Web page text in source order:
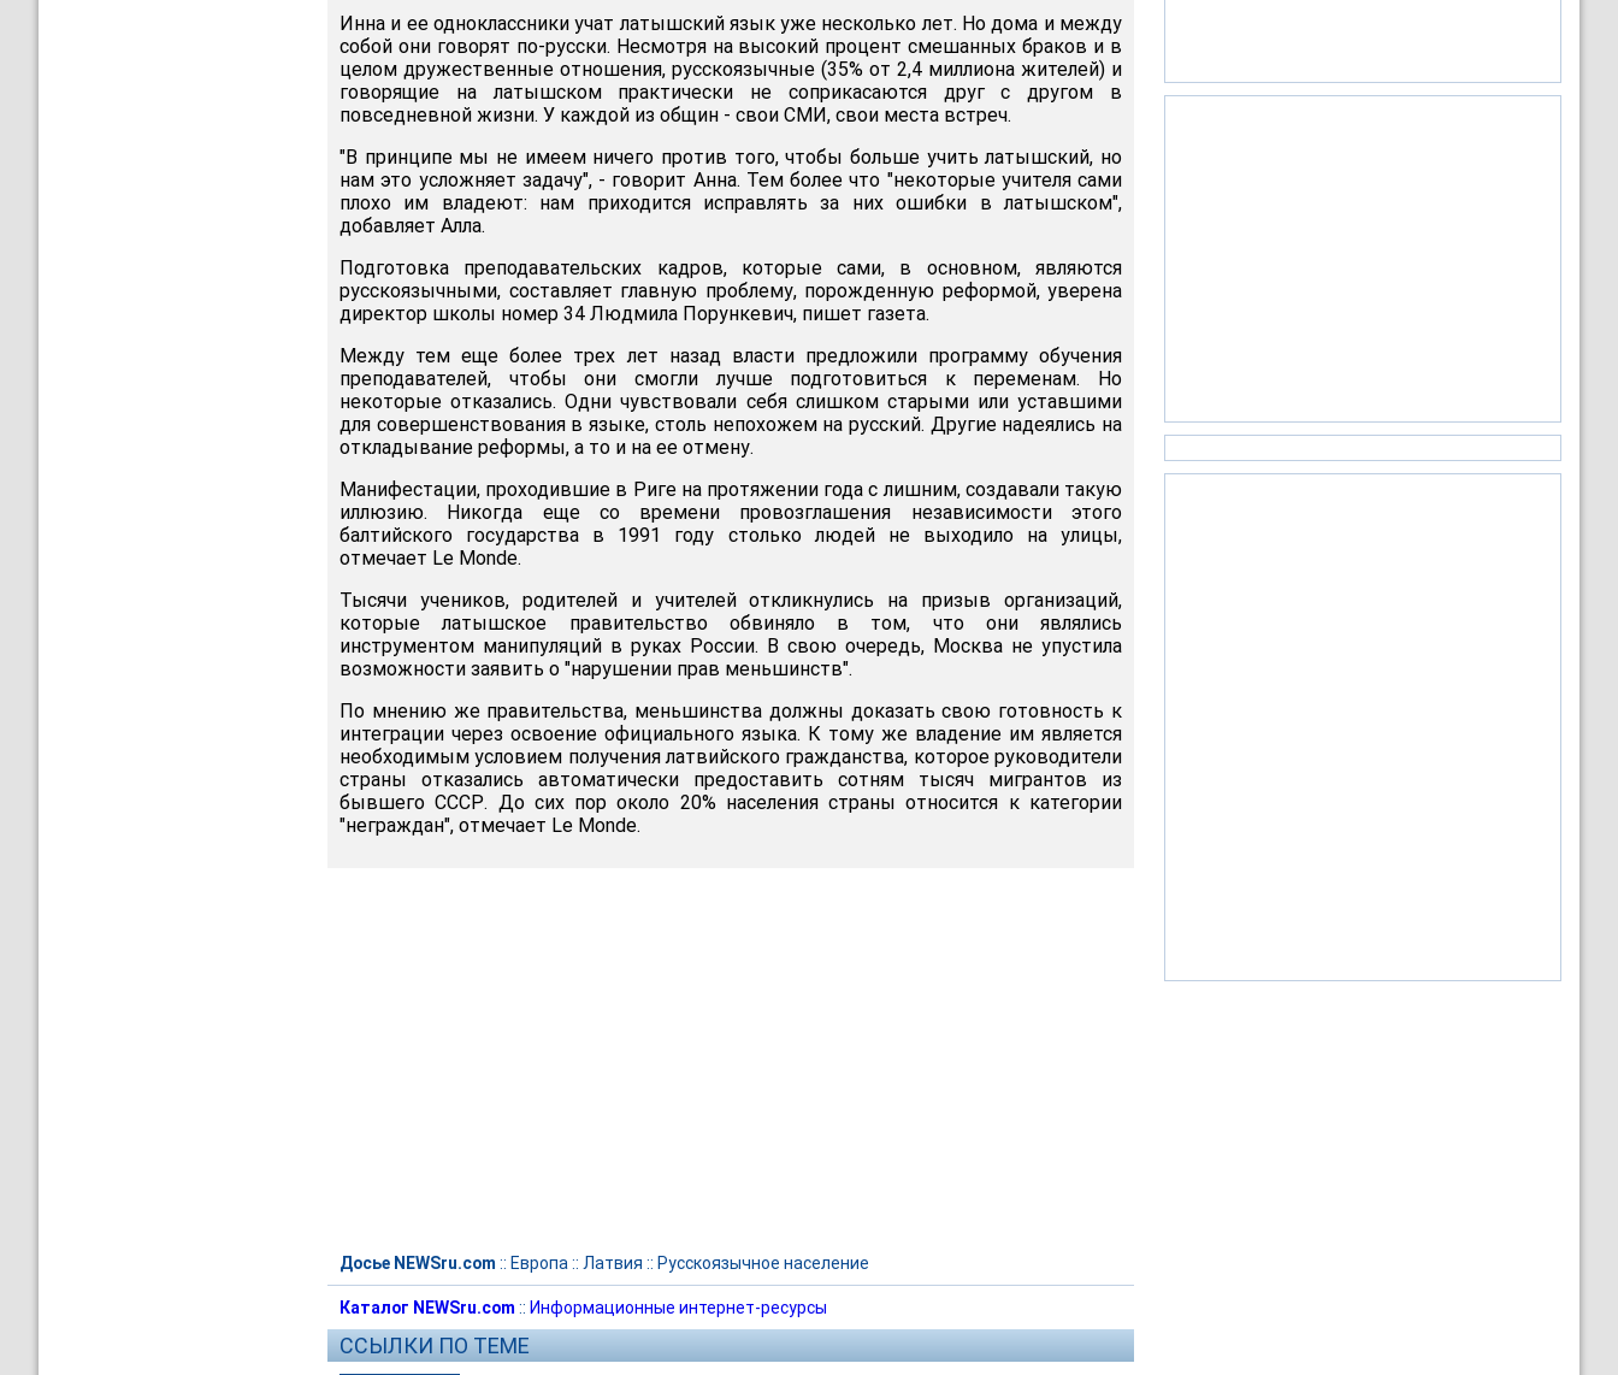
Инна и ее одноклассники учат латышский язык уже несколько лет. Но дома и между
собой они говорят по-русски. Несмотря на высокий процент смешанных браков и в
целом дружественные отношения, русскоязычные (35% от 2,4 миллиона жителей) и
говорящие на латышском практически не соприкасаются друг с другом в
повседневной жизни. У каждой из общин - свои СМИ, свои места встреч.
"В принципе мы не имеем ничего против того, чтобы больше учить латышский, но
нам это усложняет задачу", - говорит Анна. Тем более что "некоторые учителя сами
плохо им владеют: нам приходится исправлять за них ошибки в латышском",
добавляет Алла.
Подготовка преподавательских кадров, которые сами, в основном, являются
русскоязычными, составляет главную проблему, порожденную реформой, уверена
директор школы номер 34 Людмила Порункевич, пишет газета.
Между тем еще более трех лет назад власти предложили программу обучения
преподавателей, чтобы они смогли лучше подготовиться к переменам. Но
некоторые отказались. Одни чувствовали себя слишком старыми или уставшими
для совершенствования в языке, столь непохожем на русский. Другие надеялись на
откладывание реформы, а то и на ее отмену.
Манифестации, проходившие в Риге на протяжении года с лишним, создавали такую
иллюзию. Никогда еще со времени провозглашения независимости этого
балтийского государства в 1991 году столько людей не выходило на улицы,
отмечает Le Monde.
Тысячи учеников, родителей и учителей откликнулись на призыв организаций,
которые латышское правительство обвиняло в том, что они являлись
инструментом манипуляций в руках России. В свою очередь, Москва не упустила
возможности заявить о "нарушении прав меньшинств".
По мнению же правительства, меньшинства должны доказать свою готовность к
интеграции через освоение официального языка. К тому же владение им является
необходимым условием получения латвийского гражданства, которое руководители
страны отказались автоматически предоставить сотням тысяч мигрантов из
бывшего СССР. До сих пор около 20% населения страны относится к категории
"неграждан", отмечает Le Monde.
Досье NEWSru.com :: Европа :: Латвия :: Русскоязычное население
Каталог NEWSru.com :: Информационные интернет-ресурсы
ССЫЛКИ ПО ТЕМЕ